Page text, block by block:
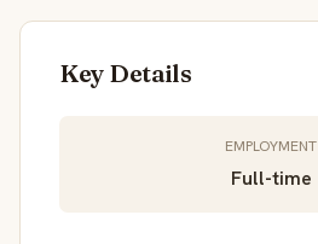
Key Details
EMPLOYMENT
Full-time